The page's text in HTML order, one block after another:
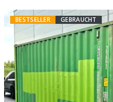
BESTSELLER GEBRAUCHT